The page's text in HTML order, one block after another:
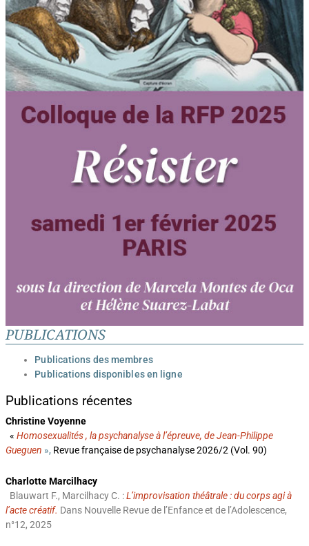
PUBLICATIONS
Publications des membres
Publications disponibles en ligne
Publications récentes
Christine Voyenne
«Homosexualités , la psychanalyse à l’épreuve, de Jean-Philippe
Gueguen », Revue française de psychanalyse 2026/2 (Vol. 90)
Charlotte Marcilhacy
Blauwart F., Marcilhacy C. :L’improvisation théâtrale : du corps agi à
l’acte créatif. Dans Nouvelle Revue de l’Enfance et de l’Adolescence,
n°12, 2025